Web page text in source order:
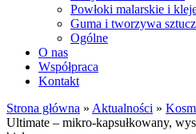
Powłoki malarskie i
Guma i tworzywa
Ogólne
O nas
Współpraca
Kontakt
Strona główna » Aktualności »
Ultimate – mikro-kapsułkowany,